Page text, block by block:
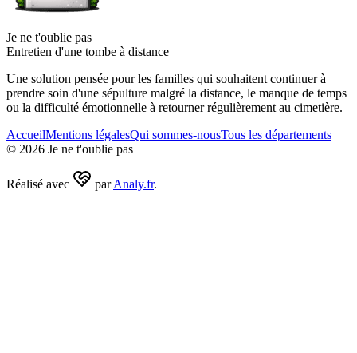
Je ne t'oublie pas
Entretien d'une tombe à distance
Une solution pensée pour les familles qui souhaitent continuer à
prendre soin d'une sépulture malgré la distance, le manque de temps
ou la difficulté émotionnelle à retourner régulièrement au cimetière.
AccueilMentions légalesQui sommes-nousTous les départements
© 2026 Je ne t'oublie pas
Réalisé avec par Analy.fr.